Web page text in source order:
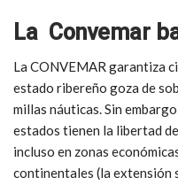
La Convemar
La CONVEMAR garantiza
estado ribereño goza de
millas náuticas. Sin
estados tienen la libertad
incluso en zonas
continentales (la extensión